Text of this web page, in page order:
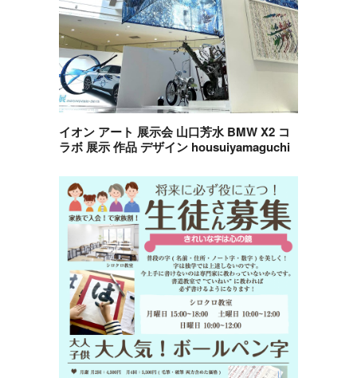
イオン アート 展示会 山口芳水 BMW X2 コ
ラボ 展示 作品 デザイン housuiyamaguchi